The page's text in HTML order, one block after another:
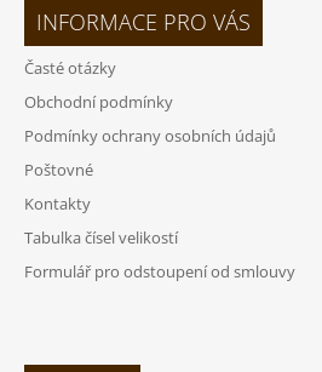
INFORMACE PRO VÁS
Časté otázky
Obchodní podmínky
Podmínky ochrany osobních údajů
Poštovné
Kontakty
Tabulka čísel velikostí
Formulář pro odstoupení od smlouvy